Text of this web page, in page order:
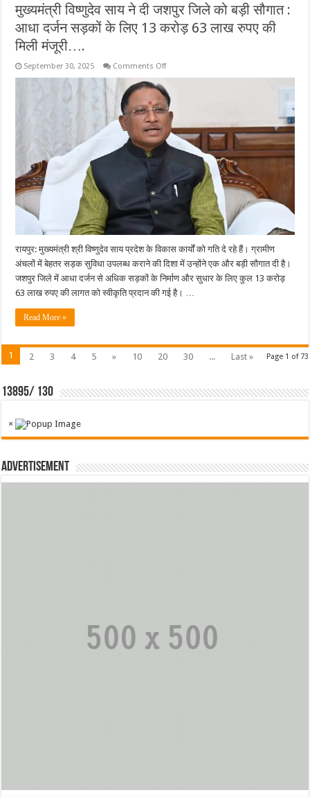
मुख्यमंत्री विष्णुदेव साय ने दी जशपुर जिले को बड़ी सौगात :
आधा दर्जन सड़कों के लिए 13 करोड़ 63 लाख रुपए की
मिली मंजूरी….
September 30, 2025 Comments Offon
साय
ने
दी
जशपुर
जिले
को
बड़ी
दर्जन
सड़कों
के
लिए
करोड़
63
लाख
रुपए
की
मिली
मंजूरी….
रायपुर: मुख्यमंत्री श्री विष्णुदेव साय प्रदेश के विकास कार्यों को गति दे रहे हैं। ग्रामीण
अंचलों में बेहतर सड़क सुविधा उपलब्ध कराने की दिशा में उन्होंने एक और बड़ी सौगात दी है।
जशपुर जिले में आधा दर्जन से अधिक सड़कों के निर्माण और सुधार के लिए कुल 13 करोड़
63 लाख रुपए की लागत को स्वीकृति प्रदान की गई है। …
Read More »
Page 1 of 73
1 2 3 4 5 » 10 20 30 ... Last »
13895/ 130
×
Advertisement